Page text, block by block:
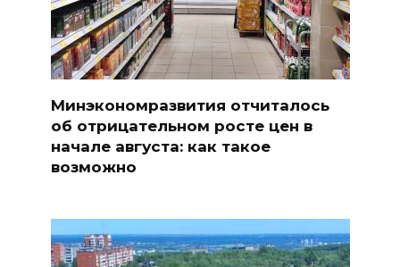
Минэкономразвития отчиталось
об отрицательном росте цен в
начале августа: как такое
возможно